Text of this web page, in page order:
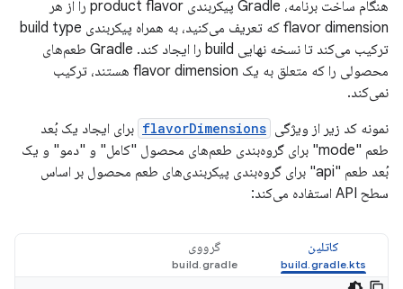
هنگام ساخت برنامه، Gradle پیکربندی product flavor را از هر
flavor dimension که تعریف می‌کنید، به همراه پیکربندی build type
ترکیب می‌کند تا نسخه نهایی build را ایجاد کند. Gradle طعم‌های
محصولی را که متعلق به یک flavor dimension هستند، ترکیب
نمی‌کند.
نمونه کد زیر از ویژگی flavorDimensions برای ایجاد یک بُعد
طعم "mode" برای گروه‌بندی طعم‌های محصول "کامل" و "دمو" و یک
بُعد طعم "api" برای گروه‌بندی پیکربندی‌های طعم محصول بر اساس
سطح API استفاده می‌کند:
کاتلین گرووی